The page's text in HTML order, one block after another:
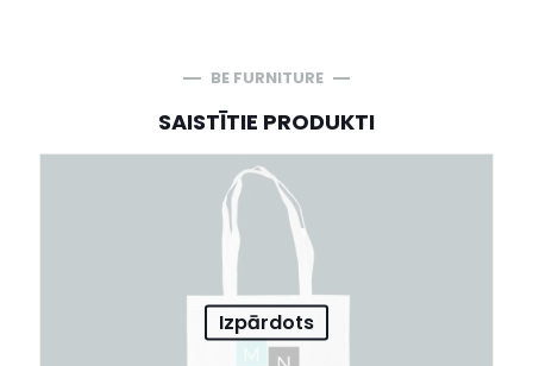
BE FURNITURE
SAISTĪTIE PRODUKTI
Izpārdots